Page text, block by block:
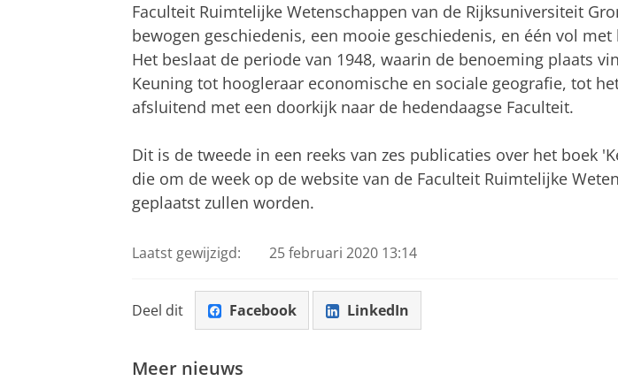
Faculteit Ruimtelijke Wetenschappen van de Rijksuniversiteit
bewogen geschiedenis, een mooie geschiedenis, en één vol
Het beslaat de periode van 1948, waarin de benoeming plaats
Keuning tot hoogleraar economische en sociale geografie, tot
afsluitend met een doorkijk naar de hedendaagse Faculteit.
Dit is de tweede in een reeks van zes publicaties over het boek
die om de week op de website van de Faculteit Ruimtelijke
geplaatst zullen worden.
Laatst gewijzigd: 25 februari 2020 13:14
Deel dit Facebook LinkedIn
Meer nieuws